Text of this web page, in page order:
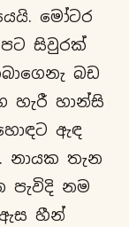
මෝටර
පට සිවුරක්
බඩ
හැරී හාන්සි
ඇඳ
නායක තැන
පැවිදි නම
හීන්